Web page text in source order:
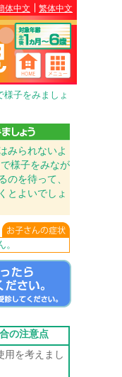
体中文 繁体中文
様子をみましょ
みられないよ
様子をみなが
のを待って、
とよいでしょ
の注意点
用を考えまし